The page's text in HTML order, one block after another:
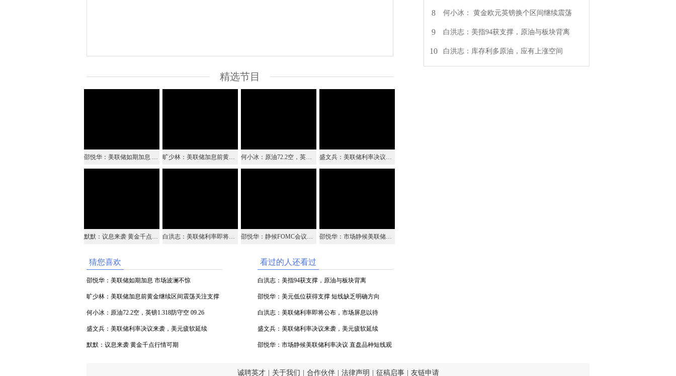
精选节目
邵悦华：美联储如期加息 市场波澜不惊 旷少林：美联储加息前黄金继续区间震荡关注支撑1198 何小冰：原油72.2空，英镑1.318防守空 09.26 盛文兵：美联储利率决议来袭，美元疲软延续
默默：议息来袭 黄金千点行情可期 白洪志：美联储利率即将公布，市场屏息以待 邵悦华：静候FOMC会议纪要 黄金何去何从且看突破 邵悦华：市场静候美联储利率决议 直盘品种短线观望
猜您喜欢
邵悦华：美联储如期加息 市场波澜不惊
旷少林：美联储加息前黄金继续区间震荡关注支撑
1198
何小冰：原油72.2空，英镑1.318防守空 09.26
盛文兵：美联储利率决议来袭，美元疲软延续
默默：议息来袭 黄金千点行情可期
看过的人还看过
白洪志：美指94获支撑，原油与板块背离
邵悦华：美元低位获得支撑 短线缺乏明确方向
白洪志：美联储利率即将公布，市场屏息以待
盛文兵：美联储利率决议来袭，美元疲软延续
邵悦华：市场静候美联储利率决议 直盘品种短线观
8 何小冰： 黄金欧元英镑换个区间继续震荡
9 白洪志：美指94获支撑，原油与板块背离
10 白洪志：库存利多原油，应有上涨空间
诚聘英才 关于我们 合作伙伴 法律声明 征稿启事 友链申请